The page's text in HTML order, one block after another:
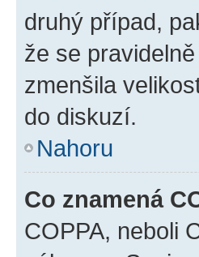
druhý případ,
že se
zmenšila
do diskuzí.
Nahoru
Co znamená
COPPA, neboli